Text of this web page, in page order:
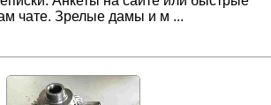
чате. Зрелые дамы и м ...